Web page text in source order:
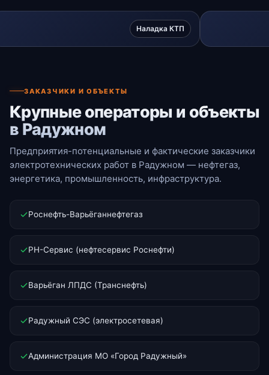
Наладка КТП
ЗАКАЗЧИКИ И ОБЪЕКТЫ
Крупные операторы и объекты
в Радужном
Предприятия-потенциальные и фактические заказчики
электротехнических работ в Радужном — нефтегаз,
энергетика, промышленность, инфраструктура.
Роснефть-Варьёганнефтегаз
РН-Сервис (нефтесервис Роснефти)
Варьёган ЛПДС (Транснефть)
Радужный СЭС (электросетевая)
Администрация МО «Город Радужный»